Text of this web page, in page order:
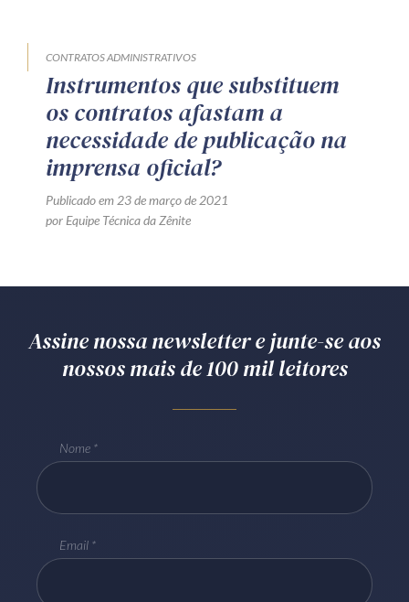
CONTRATOS ADMINISTRATIVOS
Instrumentos que substituem
os contratos afastam a
necessidade de publicação na
imprensa oficial?
Publicado em 23 de março de 2021
por Equipe Técnica da Zênite
Assine nossa newsletter e junte-se aos
nossos mais de 100 mil leitores
Nome
Email